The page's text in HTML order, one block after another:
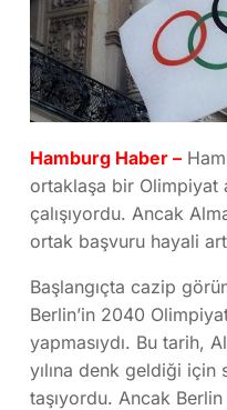
Hamburg Haber –
ortaklaşa bir Olimpiyat
çalışıyordu. Ancak
ortak başvuru hayali
Başlangıçta cazip
Berlin’in 2040
yapmasıydı. Bu tarih,
yılına denk geldiği
taşıyordu. Ancak